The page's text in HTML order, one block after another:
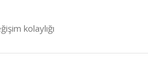
kolaylığı